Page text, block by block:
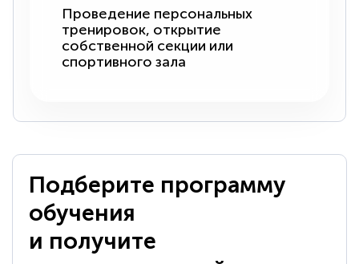
Проведение персональных
тренировок, открытие
собственной секции или
спортивного зала
Подберите программу
обучения
и получите